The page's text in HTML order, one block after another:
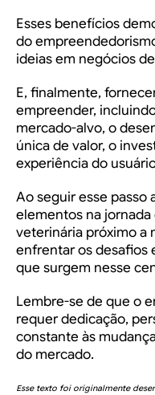
Esses benefícios
do
ideias em negócios
E, finalmente,
empreender,
mercado-alvo, o
única de valor, o
experiência do
Ao seguir esse passo
elementos na
veterinária próximo a
enfrentar os desafios
que surgem nesse
Lembre-se de que o
requer dedicação,
constante às
do mercado.
Esse texto foi originalmente